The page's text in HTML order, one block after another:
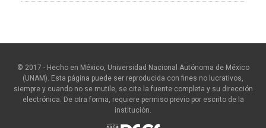
© 2017 - Hecho en México, Universidad Nacional Autónoma de México
(UNAM). Esta página puede ser reproducida con fines no lucrativos,
siempre y cuando no se mutile, se cite la fuente completa y su dirección
electrónica. De otra forma, requiere permiso previo por escrito de la
institución.